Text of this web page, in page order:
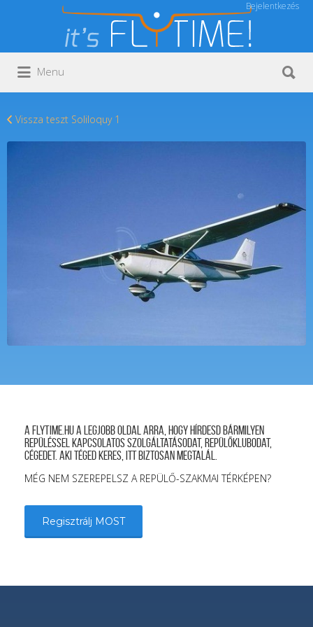
Bejelentkezés
Keresés:
Menu
Vissza teszt Soliloquy 1
A FLYTIME.HU a legjobb oldal arra, hogy hírdesd bármilyen
repüléssel kapcsolatos szolgáltatásodat, repülőklubodat,
cégedet. Aki téged keres, itt biztosan megtalál.
MÉG NEM SZEREPELSZ A REPÜLŐ-SZAKMAI TÉRKÉPEN?
Regisztrálj MOST